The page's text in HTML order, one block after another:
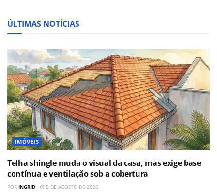
ÚLTIMAS NOTÍCIAS
IMÓVEIS
Telha shingle muda o visual da casa, mas exige base
contínua e ventilação sob a cobertura
POR INGRID 5 DE AGOSTO DE 2026